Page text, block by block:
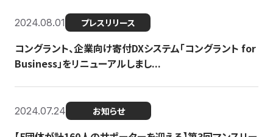
2024.08.01 プレスリリース
コングラント、企業向け寄付DXシステム「コングラント for
Business」をリニューアルしまし...
2024.07.24 お知らせ